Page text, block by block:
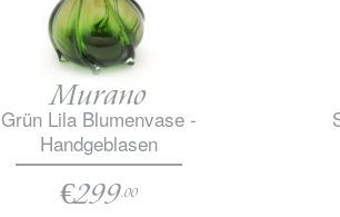
Murano
Grün Lila Blumenvase -
Handgeblasen
€299.00